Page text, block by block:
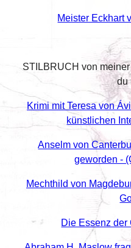
Meister Eckhart
STILBRUCH von
du
Krimi mit Teresa von
künstlichen
Anselm von
geworden -
Mechthild von
Die Essenz